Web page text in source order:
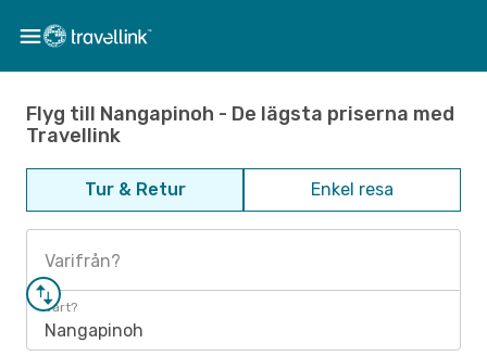
Flyg till Nangapinoh - De lägsta priserna med
Travellink
Tur & Retur Enkel resa
Varifrån?
Vart?
Nangapinoh